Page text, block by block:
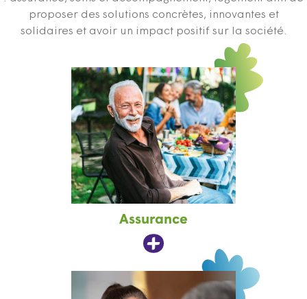
proposer des solutions concrètes, innovantes et
solidaires et avoir un impact positif sur la société.
Assurance